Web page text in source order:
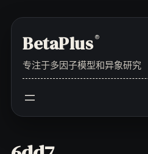
contentBetaPlus®
专注于多因子模型和异象研究